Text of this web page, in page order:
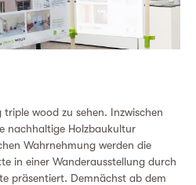
triple wood zu sehen. Inzwischen
nachhaltige Holzbaukultur
Wahrnehmung werden die
in einer Wanderausstellung durch
präsentiert. Demnächst ab dem